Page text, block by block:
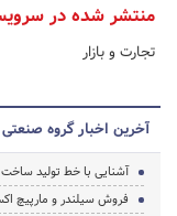
منتشر شده در
تجارت و بازار
آخرین اخبار گروه صنعتی
آشنایی با خط تولید
فروش سیلندر و مارپیچ